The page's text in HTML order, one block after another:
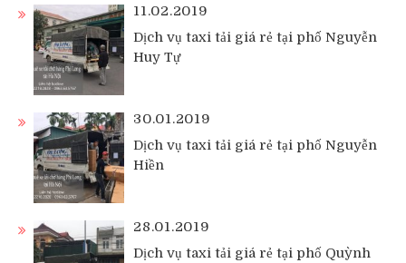
11.02.2019
Dịch vụ taxi tải giá rẻ tại phố Nguyễn
Huy Tự
30.01.2019
Dịch vụ taxi tải giá rẻ tại phố Nguyễn
Hiền
28.01.2019
Dịch vụ taxi tải giá rẻ tại phố Quỳnh